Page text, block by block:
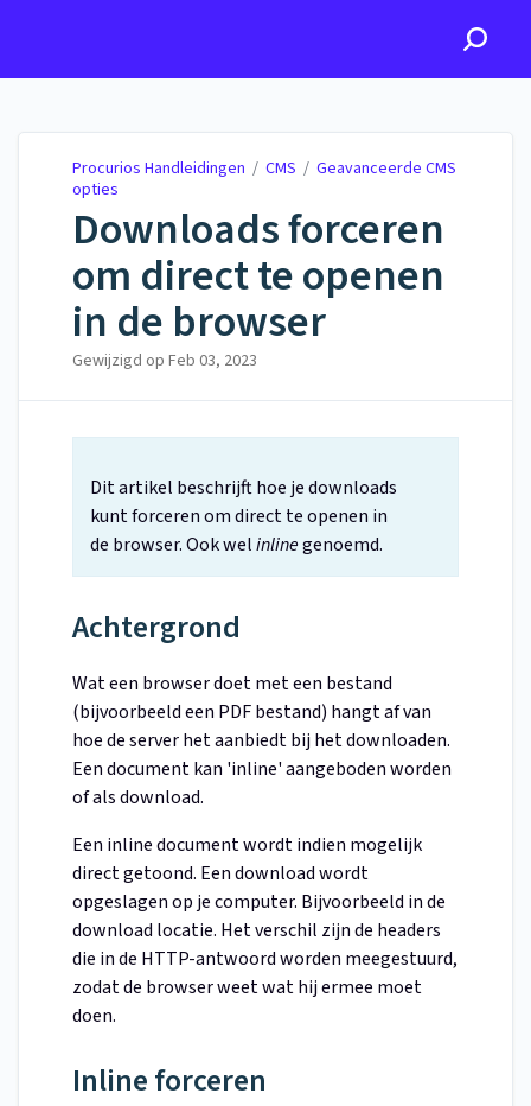
Procurios Handleidingen / CMS / Geavanceerde CMS
opties
Downloads forceren
om direct te openen
in de browser
Gewijzigd op Feb 03, 2023
Dit artikel beschrijft hoe je downloads
kunt forceren om direct te openen in
de browser. Ook welinlinegenoemd.
Achtergrond
Wat een browser doet met een bestand
(bijvoorbeeld een PDF bestand) hangt af van
hoe de server het aanbiedt bij het downloaden.
Een document kan 'inline' aangeboden worden
of als download.
Een inline document wordt indien mogelijk
direct getoond. Een download wordt
opgeslagen op je computer. Bijvoorbeeld in de
download locatie. Het verschil zijn de headers
die in de HTTP-antwoord worden meegestuurd,
zodat de browser weet wat hij ermee moet
doen.
Inline forceren